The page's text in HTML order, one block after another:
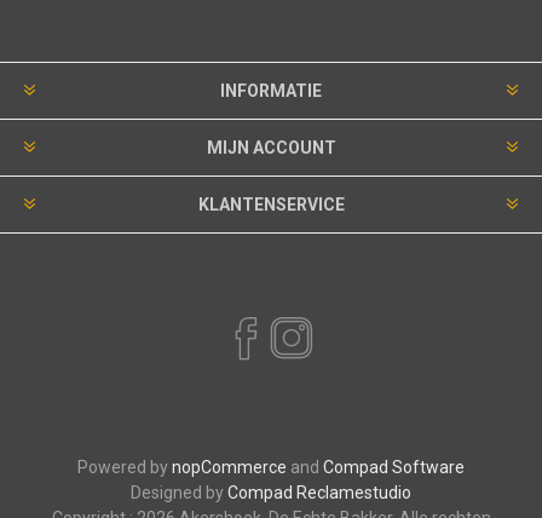
INFORMATIE
MIJN ACCOUNT
KLANTENSERVICE
Powered bynopCommerce and Compad Software
Designed byCompad Reclamestudio